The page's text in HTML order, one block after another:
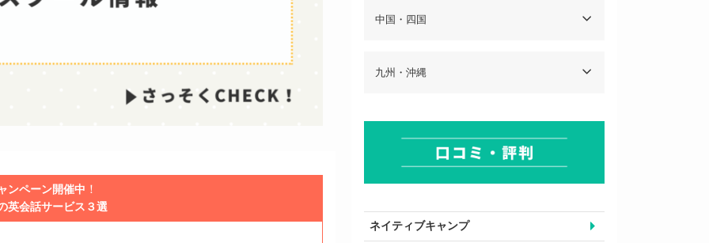
ンペーン開催中 ！
英会話サービス３選
中国・四国
九州・沖縄
ネイティブキャンプ